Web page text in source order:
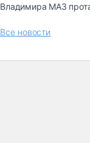
Владимира МАЗ
Все новости